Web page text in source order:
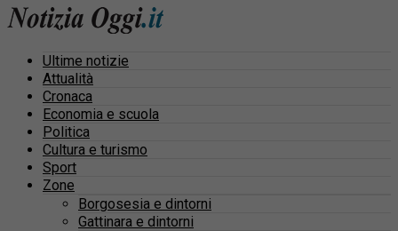
Ultime notizie
Attualità
Cronaca
Economia e scuola
Politica
Cultura e turismo
Sport
Zone
Borgosesia e dintorni
Gattinara e dintorni